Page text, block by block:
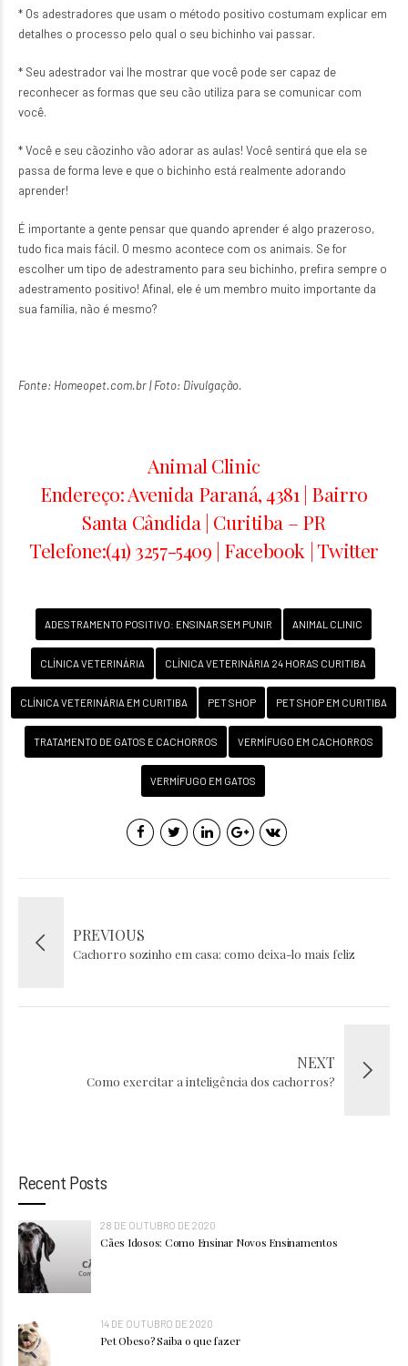
* Os adestradores que usam o método positivo costumam explicar em
detalhes o processo pelo qual o seu bichinho vai passar.
* Seu adestrador vai lhe mostrar que você pode ser capaz de
reconhecer as formas que seu cão utiliza para se comunicar com
você.
* Você e seu cãozinho vão adorar as aulas! Você sentirá que ela se
passa de forma leve e que o bichinho está realmente adorando
aprender!
É importante a gente pensar que quando aprender é algo prazeroso,
tudo fica mais fácil. O mesmo acontece com os animais. Se for
escolher um tipo de adestramento para seu bichinho, prefira sempre o
adestramento positivo! Afinal, ele é um membro muito importante da
sua família, não é mesmo?
Fonte: Homeopet.com.br | Foto: Divulgação.
Animal Clinic
Endereço: Avenida Paraná, 4381 | Bairro
Santa Cândida | Curitiba – PR
Telefone:(41) 3257-5409 | Facebook | Twitter
ADESTRAMENTO POSITIVO: ENSINAR SEM PUNIR ANIMAL CLINIC
CLÍNICA VETERINÁRIA CLÍNICA VETERINÁRIA 24 HORAS CURITIBA
CLÍNICA VETERINÁRIA EM CURITIBA PET SHOP PET SHOP EM CURITIBA
TRATAMENTO DE GATOS E CACHORROS VERMÍFUGO EM CACHORROS
VERMÍFUGO EM GATOS
PREVIOUS
Cachorro sozinho em casa: como deixa-lo mais feliz
NEXT
Como exercitar a inteligência dos cachorros?
Recent Posts
28 DE OUTUBRO DE 2020
Cães Idosos: Como Ensinar Novos Ensinamentos
14 DE OUTUBRO DE 2020
Pet Obeso? Saiba o que fazer